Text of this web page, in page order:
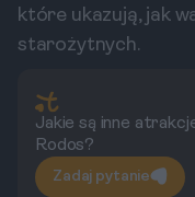
które ukazują, jak
starożytnych.
Jakie są inne
Rodos?
Zadaj pytanie